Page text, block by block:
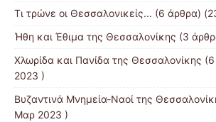
Τι τρώνε οι Θεσσαλονικείς... (6 άρθρα)
Ήθη και Έθιμα της Θεσσαλονίκης (3
Χλωρίδα και Πανίδα της Θεσσαλονίκης
2023 )
Βυζαντινά Μνημεία-Ναοί της
Μαρ 2023 )